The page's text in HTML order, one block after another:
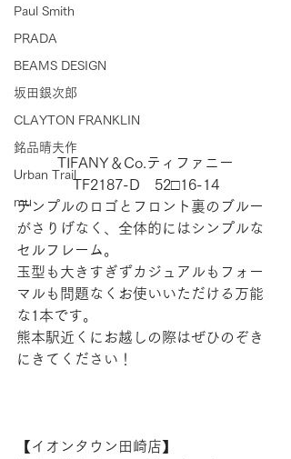
Paul Smith
PRADA
BEAMS DESIGN
坂田銀次郎
CLAYTON FRANKLIN
銘品晴夫作
Urban Trail
mu
TIFANY＆Co.ティファニー
TF2187-D　52□16-14
テンプルのロゴとフロント裏のブルー
がさりげなく、全体的にはシンプルな
セルフレーム。
玉型も大きすぎずカジュアルもフォー
マルも問題なくお使いいただける万能
な1本です。
熊本駅近くにお越しの際はぜひのぞき
にきてください！
【​イオンタウン田崎店】